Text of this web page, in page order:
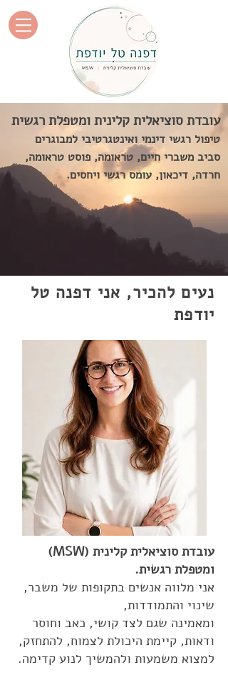
עובדת סוציאלית קלינית ומטפלת רגשית
טיפול רגשי דינמי ואינטגרטיבי למבוגרים
סביב משברי חיים, טראומה, פוסט טראומה,
חרדה, דיכאון, עומס רגשי ויחסים.
נעים להכיר, אני דפנה טל
יודפת
עובדת סוציאלית קלינית (MSW)
ומטפלת רגשית.
אני מלווה אנשים בתקופות של משבר,
שינוי והתמודדות,
ומאמינה שגם לצד קושי, כאב וחוסר
ודאות, קיימת היכולת לצמוח, להתחזק,
למצוא משמעות ולהמשיך לנוע קדימה.